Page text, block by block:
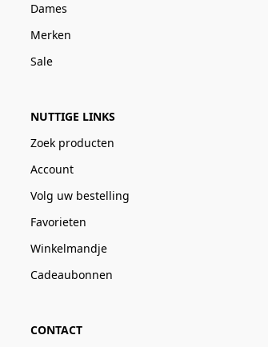
Dames
Merken
Sale
NUTTIGE LINKS
Zoek producten
Account
Volg uw bestelling
Favorieten
Winkelmandje
Cadeaubonnen
CONTACT